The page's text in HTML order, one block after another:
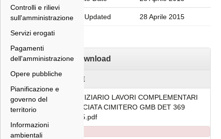
Controlli e rilievi
sull'amministrazione
Servizi erogati
Pagamenti
dell'amministrazione
Opere pubbliche
Pianificazione e
governo del
territorio
Informazioni
ambientali
Last Updated 28 Aprile 2015
Download
FILE
NOTIZIARIO LAVORI COMPLEMENTARI
FACCIATA CIMITERO GMB DET 369
2015.pdf